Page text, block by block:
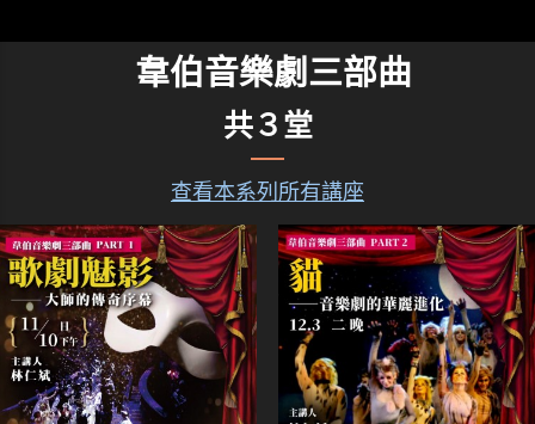
韋伯音樂劇三部曲
共３堂
查看本系列所有講座